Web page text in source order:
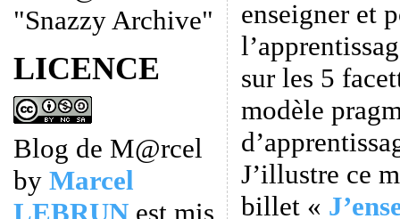
"Snazzy Archive"
LICENCE
Blog de M@rcel
by Marcel
LEBRUNest mis
enseigner et
sur les 5
modèle
J’illustre ce
billet «